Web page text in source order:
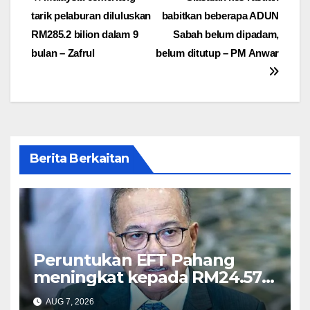
navigation
babitkan beberapa ADUN
Sabah belum dipadam,
belum ditutup – PM Anwar
tarik pelaburan diluluskan
RM285.2 bilion dalam 9
bulan – Zafrul
Berita Berkaitan
Peruntukan EFT Pahang
meningkat kepada RM24.57
juta tahun ini – Wan Rosdy
AUG 7, 2026